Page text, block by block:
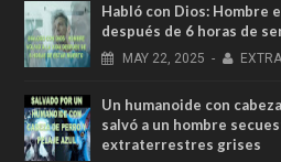
Habló con Dios: Hombre
después de 6 horas de
MAY 22, 2025 -
Un humanoide con
salvó a un hombre
extraterrestres grises